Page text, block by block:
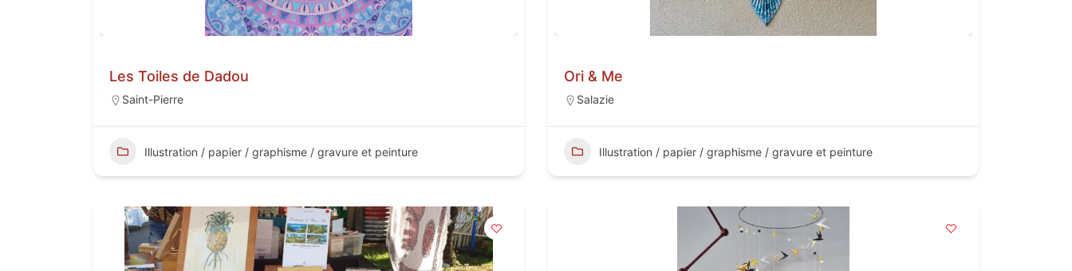
Les Toiles de Dadou
Saint-Pierre
Illustration / papier / graphisme / gravure et peinture
Ori & Me
Salazie
Illustration / papier / graphisme / gravure et peinture